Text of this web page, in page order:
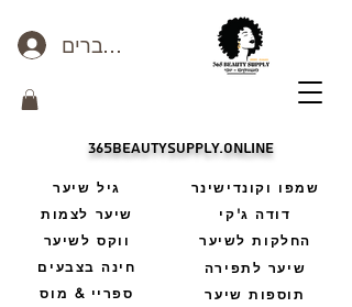
כניסה לחברים
365beautysupply.online
גיל שיער
שיער לצמות
ווקס לשיער
חינה בצבעים
ספריי & מוס
שמפו וקונדישינר
דודה ג'קי
החלקות לשיער
שיער לתפירה
תוספות שיער